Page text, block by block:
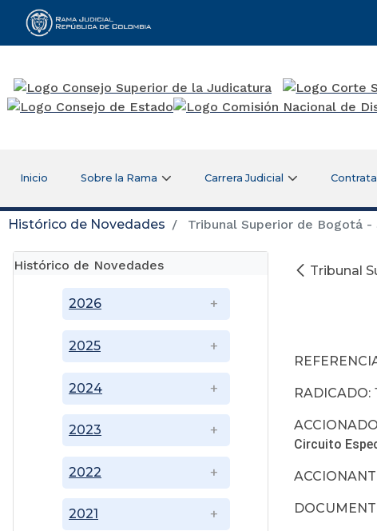
Rama Judicial
Inicio Sobre la Rama Carrera Judicial
Histórico de Novedades Tribunal Superior de Bogotá
Histórico de Novedades
2021
2022
2023
2024
2025
2026
Tribunal
RADICADO:
Circuito